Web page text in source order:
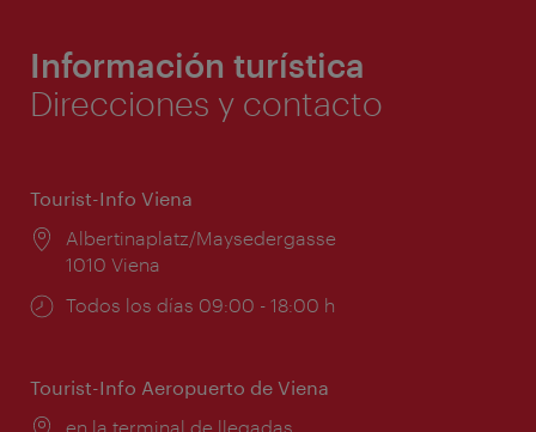
Información turística
Direcciones y contacto
Tourist-Info Viena
Lugar:
Albertinaplatz/Maysedergasse
1010 Viena
Horarios
Todos los días 09:00 - 18:00 h
Tourist-Info Aeropuerto de Viena
Lugar:
en la terminal de llegadas